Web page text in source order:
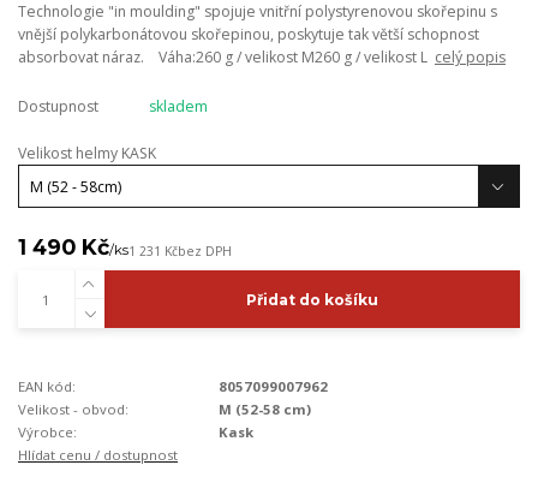
Technologie "in moulding" spojuje vnitřní polystyrenovou skořepinu s
vnější polykarbonátovou skořepinou, poskytuje tak větší schopnost
absorbovat náraz. Váha:260 g / velikost M260 g / velikost L celý popis
Dostupnost skladem
Velikost helmy KASK
1 490 Kč/ks1 231 Kčbez DPH
Přidat do košíku
EAN kód:
8057099007962
Velikost - obvod:
M (52-58 cm)
Výrobce:
Kask
Hlídat cenu / dostupnost